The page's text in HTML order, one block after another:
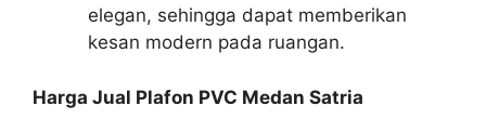
elegan, sehingga dapat memberikan
kesan modern pada ruangan.
Harga Jual Plafon PVC Medan Satria